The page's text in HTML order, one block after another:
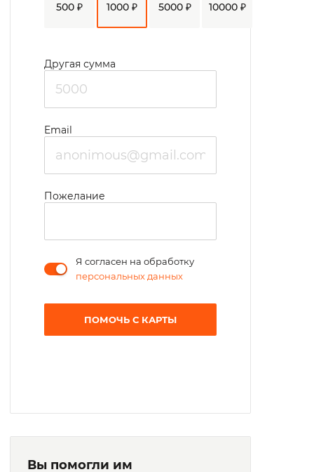
500 ₽ 1000 ₽ 5000 ₽ 10000 ₽
Другая сумма
Email
Пожелание
Я согласен на обработку
персональных данных
ПОМОЧЬ С КАРТЫ
Вы помогли им